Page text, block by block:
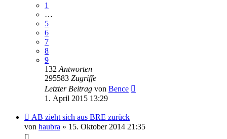
1
…
5
6
7
8
9
132 Antworten
295583 Zugriffe
Letzter Beitrag von Bence
1. April 2015 13:29
AB zieht sich aus BRE zurück
von haubra » 15. Oktober 2014 21:35